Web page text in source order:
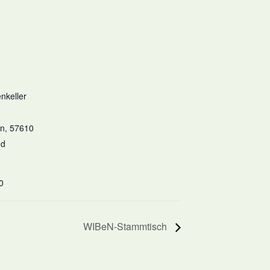
, 57610
WIBeN-Stammtisch